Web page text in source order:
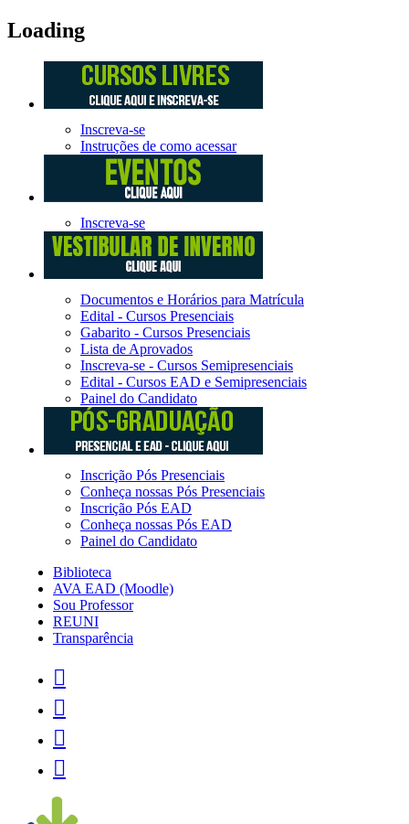
Loading
Inscreva-se
Instruções de como acessar
Inscreva-se
Documentos e Horários para Matrícula
Edital - Cursos Presenciais
Gabarito - Cursos Presenciais
Lista de Aprovados
Inscreva-se - Cursos Semipresenciais
Edital - Cursos EAD e Semipresenciais
Painel do Candidato
Inscrição Pós Presenciais
Conheça nossas Pós Presenciais
Inscrição Pós EAD
Conheça nossas Pós EAD
Painel do Candidato
Biblioteca
AVA EAD (Moodle)
Sou Professor
REUNI
Transparência



